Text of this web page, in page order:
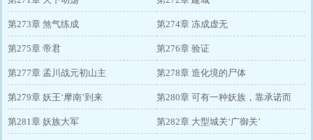
第273章 煞气练成 第274章 冻成虚无
第275章 帝君 第276章 验证
第277章 孟川战元初山主 第278章 造化境的尸体
第279章 妖王‘摩南’到来 第280章 可有一种妖族，靠承诺而
活？
第281章 妖族大军 第282章 大型城关‘广御关’